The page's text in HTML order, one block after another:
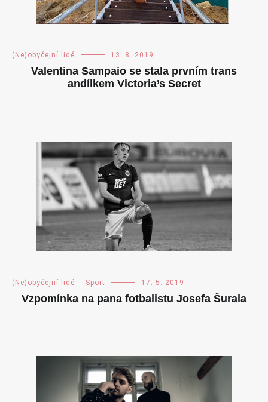
(Ne)obyčejní lidé 13. 8. 2019
Valentina Sampaio se stala prvním trans
andílkem Victoria’s Secret
(Ne)obyčejní lidé Sport 17. 5. 2019
Vzpomínka na pana fotbalistu Josefa Šurala